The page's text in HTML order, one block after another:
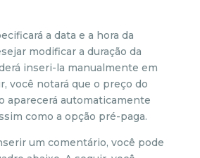
a data e a hora da
modificar a duração da
inseri-la manualmente em
você notará que o preço do
aparecerá automaticamente
como a opção pré-paga.
um comentário, você pode